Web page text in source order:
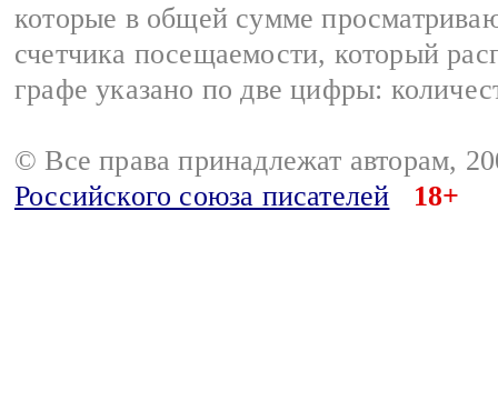
которые в общей сумме
счетчика посещаемости, который
графе указано по две цифры:
© Все права принадлежат авторам,
Российского союза писателей
18+